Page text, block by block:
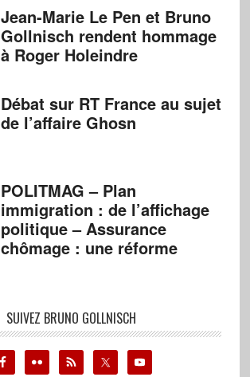
Jean-Marie Le Pen et Bruno
Gollnisch rendent hommage
à Roger Holeindre
Débat sur RT France au sujet
de l’affaire Ghosn
POLITMAG – Plan
immigration : de l’affichage
politique – Assurance
chômage : une réforme
SUIVEZ BRUNO GOLLNISCH